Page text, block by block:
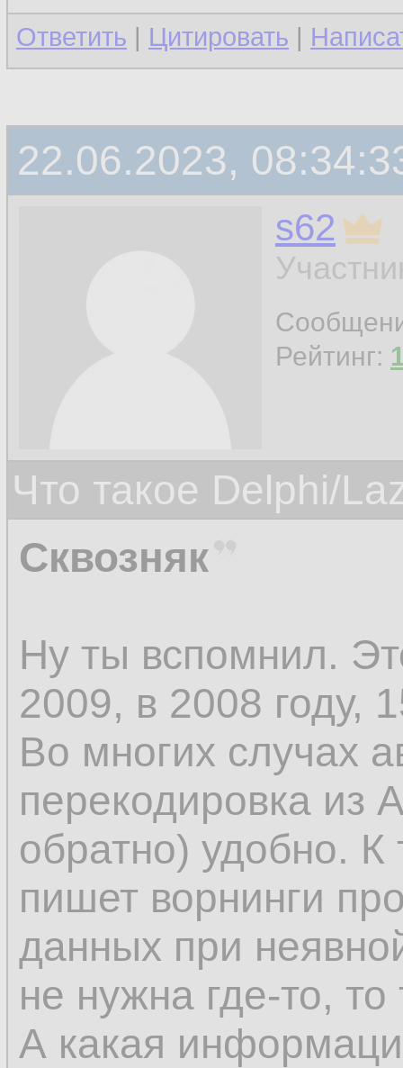
Ответить | Цитировать |
22.06.2023,
s62
Рейтинг:
Что такое Delphi/
Сквозняк
Ну ты вспомнил.
2009, в 2008 году,
Во многих случах
перекодировка из
обратно) удобно.
пишет ворнинги
данных при
не нужна где-то,
А какая